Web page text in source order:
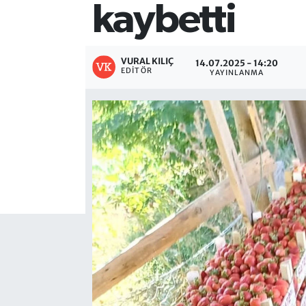
kaybetti
VURAL KILIÇ
EDITÖR
14.07.2025 - 14:20
YAYINLANMA